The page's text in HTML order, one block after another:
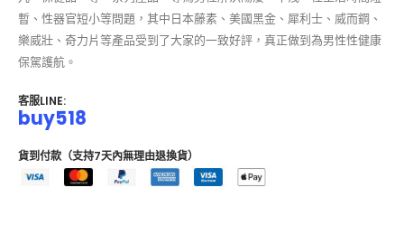
暫、性器官短小等問題，其中日本藤素、美國黑金、犀利士、威而鋼、
樂威壯、奇力片等產品受到了大家的一致好評，真正做到為男性性健康
保駕護航。
客服LINE:
buy518
貨到付款（支持7天內無理由退換貨）